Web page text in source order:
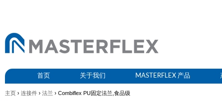
首页 关于我们 MASTERFLEX 产品
主页 › 连接件 › 法兰 › Combiflex PU固定法兰,食品级